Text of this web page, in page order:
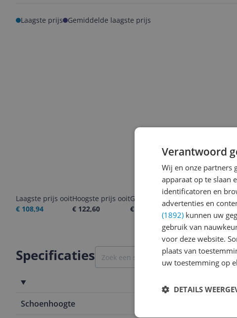
Laagste prijs Gemiddelde laagste prijs
Laagste prijs ooit
€ 108,94
Hoogste prijs ooit
€ 122,60
Goedkoopste nu
€ 121,20
Laatste
06-08-2026
Specificaties
Schoenhoogte
Verantwoord
Wij en onze partners
apparaat op te slaan
identificatoren en
advertenties en
(1892) kunnen uw
gebruik van
voor deze website.
plaats van
uw toestemming op
DETAILS